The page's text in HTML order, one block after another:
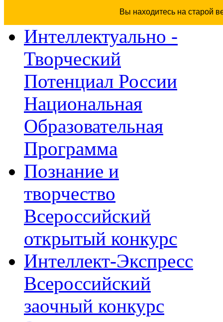
Вы находитесь на старой
Интеллектуально -
Творческий
Потенциал России
Национальная
Образовательная
Программа
Познание и
творчество
Всероссийский
открытый конкурс
Интеллект-Экспресс
Всероссийский
заочный конкурс